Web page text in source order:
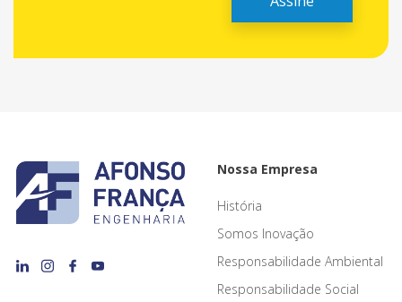
Nossa Empresa
História
Somos Inovação
Responsabilidade Ambiental
Responsabilidade Social